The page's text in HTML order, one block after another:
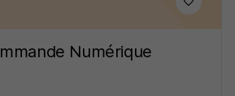
Numérique